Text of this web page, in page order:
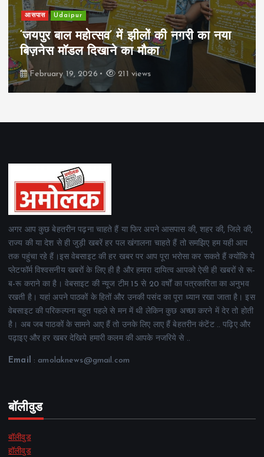
आसपास Udaipur
‘जयपुर बाल महोत्सव’ में झीलों की नगरी का नया
बिज़नेस मॉडल दिखाने का मौका
February 19, 2026 211 views
अगर आप कुछ बेहतरीन पढ़ना चाहते हैं या फिर अपने आसपास की, शहर की, जिले की,
राज्य की या देश से ही जुड़ी खबरें हर पल खंगालना चाहते हैं तो समझिए हम यही आप
तक पहुंचा रहे हैं।इस वेबसाइट की हर खबर पर आप पूरा भरोसा कर सकते हैं क्योंकि ये
प्लेटफॉर्म विश्वसनीय खबरों के लिए ही है और हमारा दायित्व आपको ऐसी ही खबरों से रू-
ब-रू कराने का है। वेबसाइट की न्यूज टीम 15 से 20 वर्षों का पत्रकारिता का अनुभव
रखती है। यहां अपने पाठकों के हितों और उनकी पसंद का पूरा ध्यान रखा जाता है। इस
वेबसाइट की परिकल्पना बहुत पहले से मन में थी लेकिन कुछ अच्छा करने में देर तो होती
है। अब जब पाठकों के सामने आए हैं तो उनके लिए लाए हैं बेहतरीन कंटेंट .. पढ़िए और
पढ़ाइए और हर खबर देखिये हमारी कलम की आपके नजरिये से ..
Email : amolaknews@gmail.com
बॉलीवुड
बॉलीवुड
हॉलीवुड